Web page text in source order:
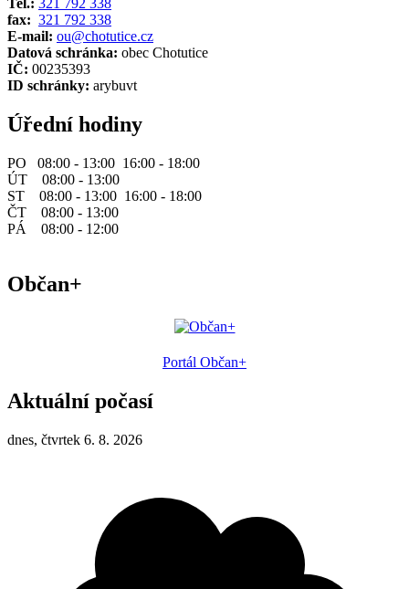
fax: 321 792 338
E-mail: ou@chotutice.cz
Datová schránka: obec Chotutice
IČ: 00235393
ID schránky: arybuvt
Úřední hodiny
PO 08:00 - 13:00 16:00 - 18:00
ÚT 08:00 - 13:00
ST 08:00 - 13:00 16:00 - 18:00
ČT 08:00 - 13:00
PÁ 08:00 - 12:00
Občan+
Portál Občan+
Aktuální počasí
dnes, čtvrtek 6. 8. 2026